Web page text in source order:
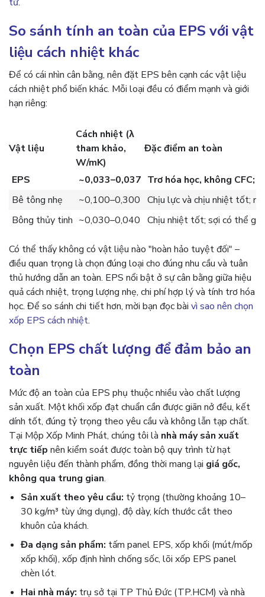
So sánh tính an toàn của EPS với vật
liệu cách nhiệt khác
Để có cái nhìn cân bằng, nên đặt EPS bên cạnh các vật liệu
cách nhiệt phổ biến khác. Mỗi loại đều có điểm mạnh và giới
hạn riêng:
Vật liệu
Cách nhiệt (λ
tham khảo,
W/mK)
Đặc điểm an toàn
EPS ~0,033–0,037 Trơ hóa học, không CFC;
Bê tông nhẹ
~0,100–0,300 Chịu lực và chịu nhiệt tốt;
Bông thủy tinh ~0,030–0,040 Chịu nhiệt tốt; sợi có thể
Có thể thấy không có vật liệu nào "hoàn hảo tuyệt đối" –
điều quan trọng là chọn đúng loại cho đúng nhu cầu và tuân
thủ hướng dẫn an toàn. EPS nổi bật ở sự cân bằng giữa hiệu
quả cách nhiệt, trọng lượng nhẹ, chi phí hợp lý và tính trơ hóa
học. Để so sánh chi tiết hơn, mời bạn đọc bài vì sao nên chọn
xốp EPS cách nhiệt.
Chọn EPS chất lượng để đảm bảo an
toàn
Mức độ an toàn của EPS phụ thuộc nhiều vào chất lượng
sản xuất. Một khối xốp đạt chuẩn cần được giãn nở đều, kết
dính tốt, đúng tỷ trọng theo yêu cầu và không lẫn tạp chất.
Tại Mộp Xốp Minh Phát, chúng tôi là nhà máy sản xuất
trực tiếp nên kiểm soát được toàn bộ quy trình từ hạt
nguyên liệu đến thành phẩm, đồng thời mang lại giá gốc,
không qua trung gian.
Sản xuất theo yêu cầu: tỷ trọng (thường khoảng 10–
30 kg/m³ tùy ứng dụng), độ dày, kích thước cắt theo
khuôn của khách.
Đa dạng sản phẩm: tấm panel EPS, xốp khối (mút/mốp
xốp khối), xốp định hình chống sốc, lõi xốp EPS panel
chèn lót.
Hai nhà máy: trụ sở tại TP Thủ Đức (TP.HCM) và nhà